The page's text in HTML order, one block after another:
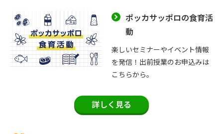
ポッカサッポロの食育活
動
楽しいセミナーやイベント情報
を発信！出前授業のお申込みは
こちらから。
詳しく見る